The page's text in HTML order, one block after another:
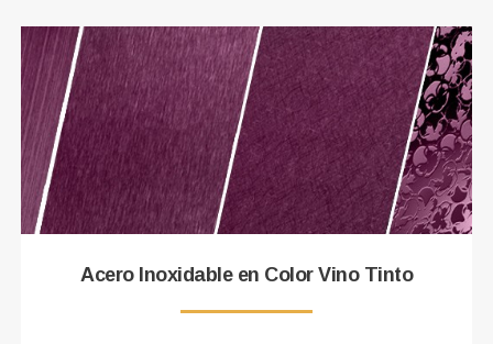
Acero Inoxidable en Color Vino Tinto